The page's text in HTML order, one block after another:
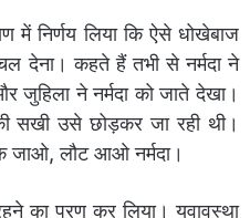
में निर्णय लिया कि ऐसे धोखेबाज
देना। कहते हैं तभी से नर्मदा ने
जुहिला ने नर्मदा को जाते देखा।
उसे छोड़कर जा रही थी।
लौट आओ नर्मदा।
का प्रण कर लिया। युवावस्था